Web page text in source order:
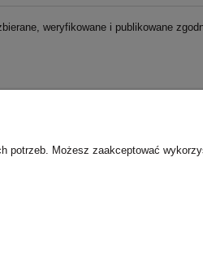
weryfikowane i publikowane
potrzeb. Możesz zaakceptować